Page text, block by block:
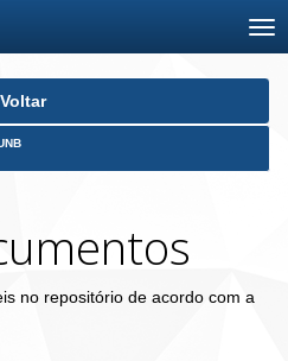
Voltar
no repositório de acordo com a